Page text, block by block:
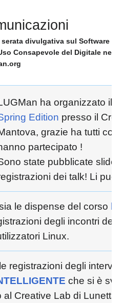
divulgativa sul Software
Consapevole del Digitale nella
ha organizzato il
Edition presso il
grazie ha tutti
partecipato !
state pubblicate slide e
dei talk! Li puoi
le dispense del corso
degli incontri del
Linux.
registrazioni degli
che si è
al Creative Lab di Lunetta,